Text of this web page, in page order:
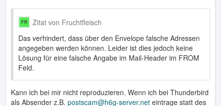
Zitat von Fruchtfleisch
Das verhindert, dass über den Envelope falsche Adressen
angegeben werden können. Leider ist dies jedoch keine
Lösung für eine falsche Angabe im Mail-Header im FROM
Feld.
Kann ich bei mir nicht reproduzieren. Wenn ich bei Thunderbird
als Absender z.B. postscam@h6g-server.net eintrage statt des